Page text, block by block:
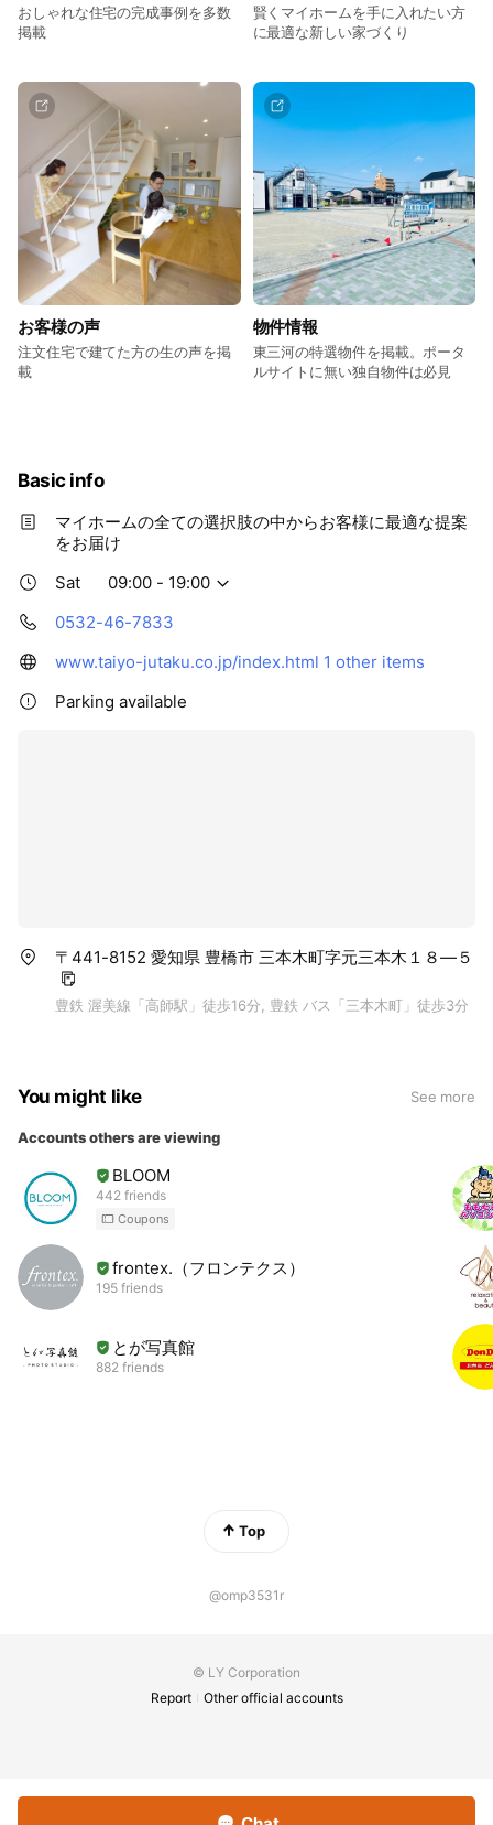
おしゃれな住宅の完成事例を多数
掲載
賢くマイホームを手に入れたい方
に最適な新しい家づくり
お客様の声
注文住宅で建てた方の生の声を掲
載
物件情報
東三河の特選物件を掲載。ポータ
ルサイトに無い独自物件は必見
Basic info
マイホームの全ての選択肢の中からお客様に最適な提案
をお届け
Sat
09:00 - 19:00
0532-46-7833
www.taiyo-jutaku.co.jp/index.html 1 other items
Parking available
〒441-8152 愛知県 豊橋市 三本木町字元三本木１８―５
豊鉄 渥美線「高師駅」徒歩16分, 豊鉄 バス「三本木町」徒歩3分
You might like See more
Accounts others are viewing
BLOOM
442 friends
Coupons
frontex.（フロンテクス）
195 friends
とが写真館
882 friends
Top
@omp3531r
© LY Corporation
Report
Other official accounts